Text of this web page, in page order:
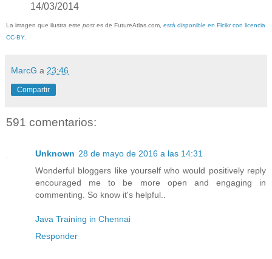
14/03/2014
La imagen que ilustra este post es de FutureAtlas.com, está disponible en Flcikr con licencia
CC-BY.
MarcG a 23:46
Compartir
591 comentarios:
Unknown 28 de mayo de 2016 a las 14:31
Wonderful bloggers like yourself who would positively reply
encouraged me to be more open and engaging in
commenting. So know it's helpful..
Java Training in Chennai
Responder